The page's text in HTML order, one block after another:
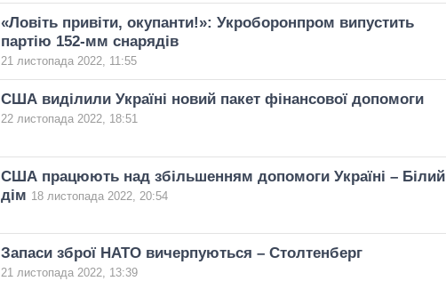
«Ловіть привіти, окупанти!»: Укроборонпром випустить
партію 152-мм снарядів
21 листопада 2022, 11:55
США виділили Україні новий пакет фінансової допомоги
22 листопада 2022, 18:51
США працюють над збільшенням допомоги Україні – Білий
дім 18 листопада 2022, 20:54
Запаси зброї НАТО вичерпуються – Столтенберг
21 листопада 2022, 13:39